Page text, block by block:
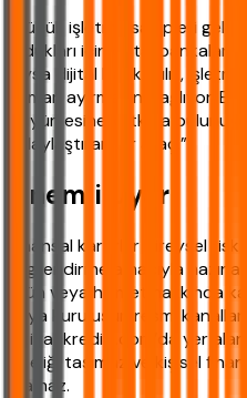
“Küçük işletme sahipleri
oldukları için dijital
Oysa dijital bankacılık,
zaman ayırmasını sağlıyor.
büyümesine katkıda
kolaylaştıran bir araç.”
Önemli Uyarı
Finansal kararlar bireysel risk
bilgilendirme amacıyla
ürün veya hizmet hakkında
veya kuruluşun resmi
ihtiyackredisi.com’da yer
niteliği taşımaz ve kişisel
olamaz.